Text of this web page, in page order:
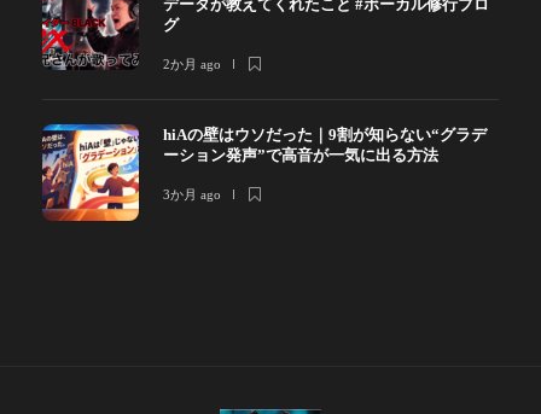
データが教えてくれたこと #ボーカル修行ブロ
グ
2か月 ago
hiAの壁はウソだった｜9割が知らない“グラデ
ーション発声”で高音が一気に出る方法
3か月 ago